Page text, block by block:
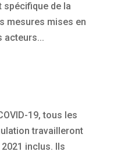
spécifique de la
mesures mises en
acteurs...
19, tous les
travailleront
inclus. Ils